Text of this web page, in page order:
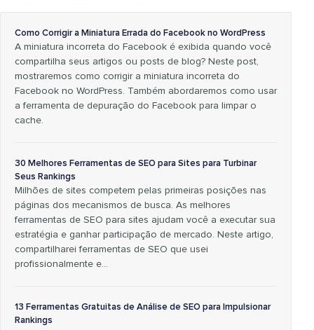
Como Corrigir a Miniatura Errada do Facebook no WordPress
A miniatura incorreta do Facebook é exibida quando você
compartilha seus artigos ou posts de blog? Neste post,
mostraremos como corrigir a miniatura incorreta do
Facebook no WordPress. Também abordaremos como usar
a ferramenta de depuração do Facebook para limpar o
cache.
30 Melhores Ferramentas de SEO para Sites para Turbinar
Seus Rankings
Milhões de sites competem pelas primeiras posições nas
páginas dos mecanismos de busca. As melhores
ferramentas de SEO para sites ajudam você a executar sua
estratégia e ganhar participação de mercado. Neste artigo,
compartilharei ferramentas de SEO que usei
profissionalmente e…
13 Ferramentas Gratuitas de Análise de SEO para Impulsionar
Rankings